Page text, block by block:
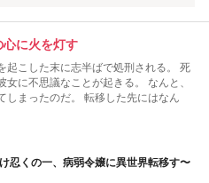
に火を灯す
起こした末に志半ばで処刑される。 死
女に不思議なことが起きる。 なんと、
しまったのだ。 転移した先にはなん
忍くの一、病弱令嬢に異世界転移す〜